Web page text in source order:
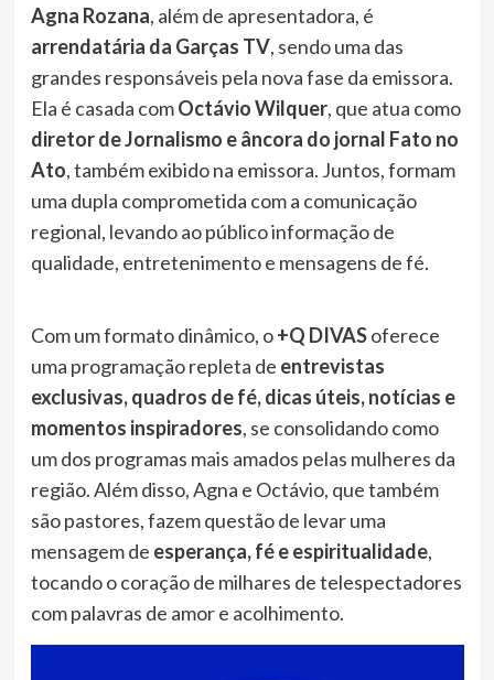
Agna Rozana, além de apresentadora, é
arrendatária da Garças TV, sendo uma das
grandes responsáveis pela nova fase da emissora.
Ela é casada comOctávio Wilquer, que atua como
diretor de Jornalismo e âncora do jornal Fato no
Ato, também exibido na emissora. Juntos, formam
uma dupla comprometida com a comunicação
regional, levando ao público informação de
qualidade, entretenimento e mensagens de fé.
Com um formato dinâmico, o+Q DIVASoferece
uma programação repleta de entrevistas
exclusivas, quadros de fé, dicas úteis, notícias e
momentos inspiradores, se consolidando como
um dos programas mais amados pelas mulheres da
região. Além disso, Agna e Octávio, que também
são pastores, fazem questão de levar uma
mensagem de esperança, fé e espiritualidade,
tocando o coração de milhares de telespectadores
com palavras de amor e acolhimento.